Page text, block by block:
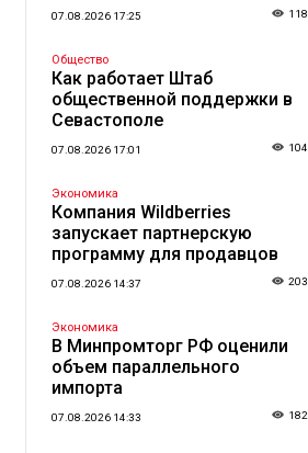
07.08.2026 17:25 118
Общество
Как работает Штаб
общественной поддержки в
Севастополе
07.08.2026 17:01 104
Экономика
Компания Wildberries
запускает партнерскую
программу для продавцов
07.08.2026 14:37 203
Экономика
В Минпромторг РФ оценили
объем параллельного
импорта
07.08.2026 14:33 182